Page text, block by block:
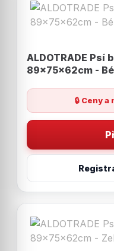
ALDOTRADE Psí
89x75x62cm -
🔒 Ceny